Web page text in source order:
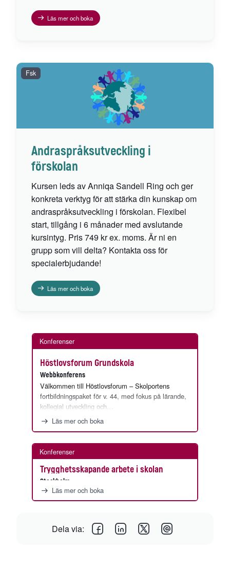
Läs mer och boka
Andraspråksutveckling i
förskolan
Kursen leds av Anniqa Sandell Ring och ger
konkreta verktyg för att stärka din kunskap om
andraspråksutveckling i förskolan. Flexibel
start, tillgång i 6 månader med avslutande
kursintyg. Pris 749 kr ex. moms. Är ni en
grupp som vill delta? Kontakta oss för
specialerbjudande!
Läs mer och boka
Fsk
Konferenser
Höstlovsforum Grundskola
Webbkonferens
Välkommen till Höstlovsforum – Skolportens
fortbildningspaket för v. 44, med fokus på lärande,
kollegial utveckling och…
Läs mer och boka
Konferenser
Trygghetsskapande arbete i skolan
Stockholm
Läs mer och boka
Dela via: